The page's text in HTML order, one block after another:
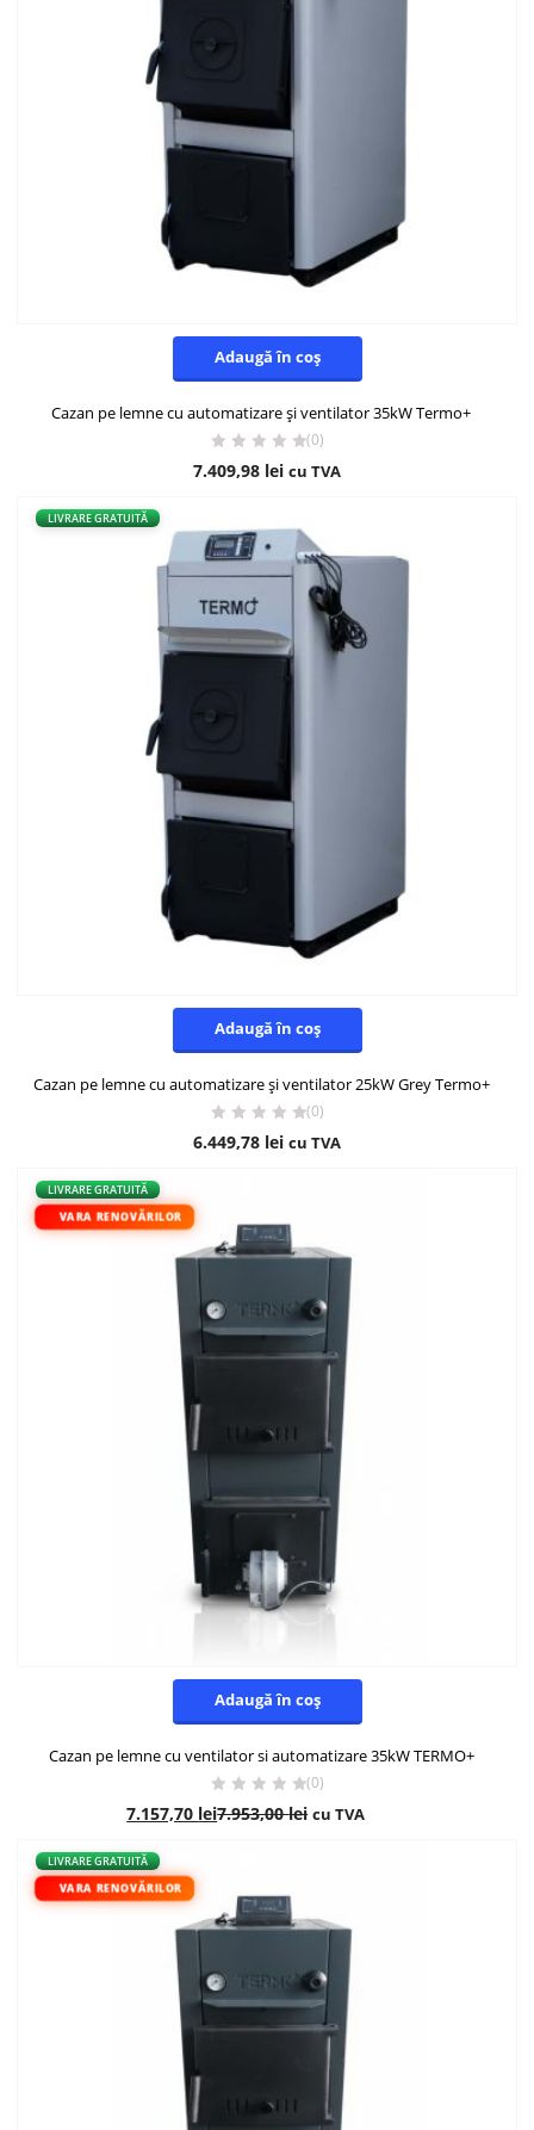
Adaugă în coș
Cazan pe lemne cu automatizare și ventilator 35kW Termo+
(0)
7.409,98 lei cu TVA
LIVRARE GRATUITĂ
Adaugă în coș
Cazan pe lemne cu automatizare și ventilator 25kW Grey Termo+
(0)
6.449,78 lei cu TVA
VARA RENOVĂRILOR
LIVRARE GRATUITĂ
Adaugă în coș
Cazan pe lemne cu ventilator si automatizare 35kW TERMO+
(0)
7.157,70 lei7.953,00lei cu TVA
VARA RENOVĂRILOR
LIVRARE GRATUITĂ